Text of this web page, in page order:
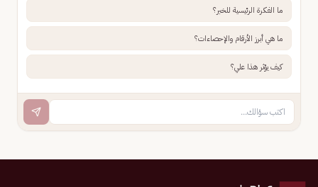
ما الفكرة الرئيسية للخبر؟
ما هي أبرز الأرقام والإحصاءات؟
كيف يؤثر هذا علي؟